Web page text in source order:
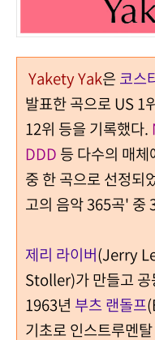
Yakety Yak은 코스
발표한 곡으로 US 1
12위 등을 기록했다.
DDD 등 다수의 매
중 한 곡으로 선정되
고의 음악 365곡' 중
제리 라이버(Jerry
Stoller)가 만들고 공
1963년 부츠 랜돌프
기초로 인스트루멘탈